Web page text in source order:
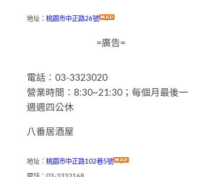
地址： 桃園市中正路26號
=廣告=
電話：03-3323020
營業時間：8:30~21:30；每個月最後一
週週四公休
八番居酒屋
地址： 桃園市中正路102巷5號